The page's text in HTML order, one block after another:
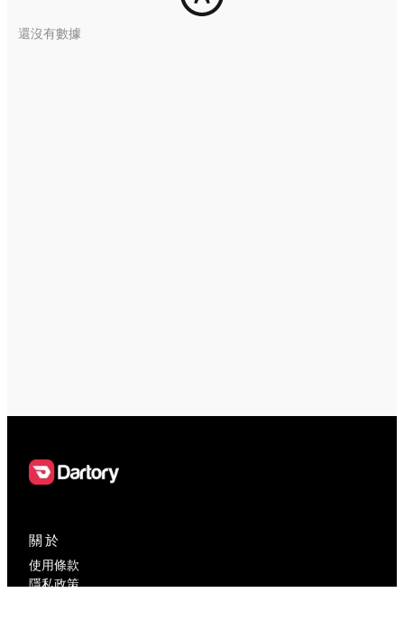
還沒有數據
關於
使用條款
隱私政策